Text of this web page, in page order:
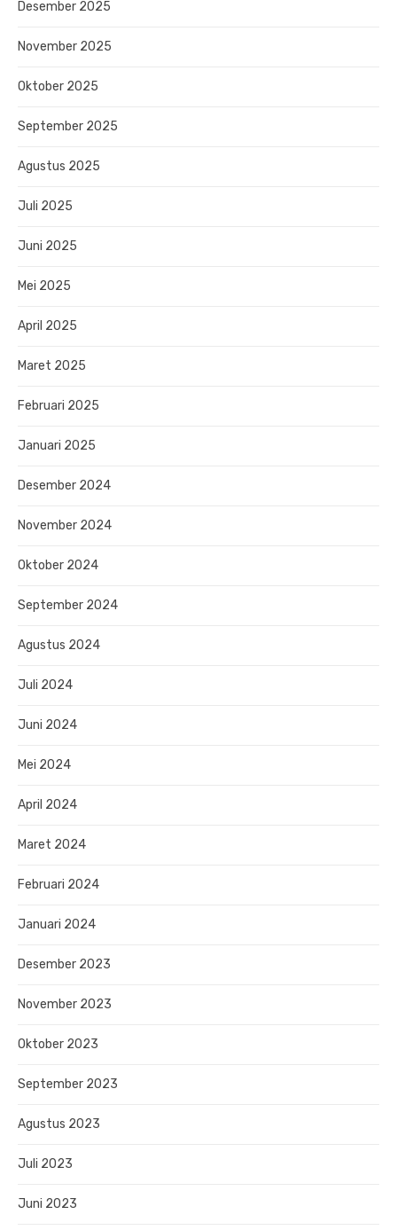
Desember 2025
November 2025
Oktober 2025
September 2025
Agustus 2025
Juli 2025
Juni 2025
Mei 2025
April 2025
Maret 2025
Februari 2025
Januari 2025
Desember 2024
November 2024
Oktober 2024
September 2024
Agustus 2024
Juli 2024
Juni 2024
Mei 2024
April 2024
Maret 2024
Februari 2024
Januari 2024
Desember 2023
November 2023
Oktober 2023
September 2023
Agustus 2023
Juli 2023
Juni 2023